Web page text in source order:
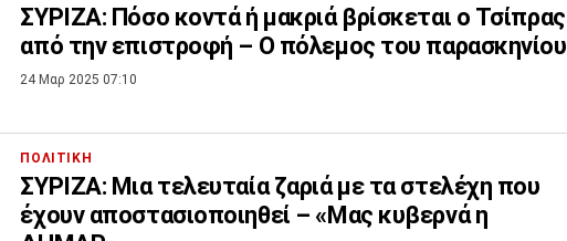
ΣΥΡΙΖΑ: Πόσο κοντά ή μακριά βρίσκεται ο Τσίπρας
από την επιστροφή – Ο πόλεμος του παρασκηνίου
24 Μαρ 2025 07:10
ΠΟΛΙΤΙΚΗ
ΣΥΡΙΖΑ: Μια τελευταία ζαριά με τα στελέχη που
έχουν αποστασιοποιηθεί – «Μας κυβερνά η